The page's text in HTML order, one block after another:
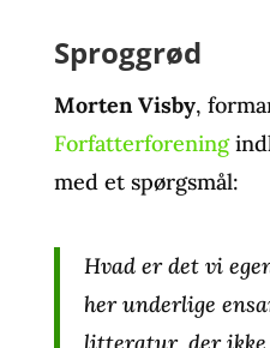
Sproggrød
Morten Visby,
Forfatterforening
med et spørgsmål:
Hvad er det vi
her underlige
litteratur, der